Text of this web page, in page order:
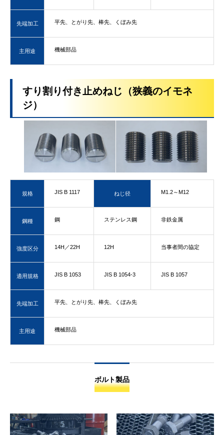
先端加工 平先、とがり先、棒先、くぼみ先
主用途 機械部品
すり割り付き止めねじ（狭義のイモネ
ジ）
規格 JIS B 1117 ねじ径 M1.2～M12
鋼種 鋼 ステンレス鋼 非鉄金属
強度区分 14H／22H 12H 当事者間の協定
適用規格 JIS B 1053 JIS B 1054-3 JIS B 1057
先端加工 平先、とがり先、棒先、くぼみ先
主用途 機械部品
ボルト製品